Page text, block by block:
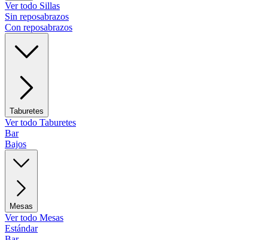
Ver todo Sillas
Sin reposabrazos
Con reposabrazos
Taburetes
Ver todo Taburetes
Bar
Bajos
Mesas
Ver todo Mesas
Estándar